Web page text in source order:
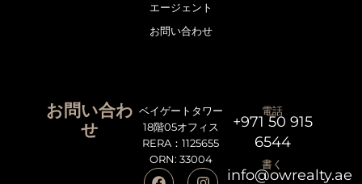
エージェント
お問い合わせ
お問い合わ
せ
ベイゲートタワー
18階05オフィス
RERA：1125655
ORN: 33004
電話
+971 50 915
6544
書く
info@owrealty.ae